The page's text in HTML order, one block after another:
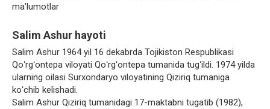
ma’lumotlar
Salim Ashur hayoti
Salim Ashur 1964 yil 16 dekabrda Tojikiston Respublikasi
Qoʻrgʻontepa viloyati Qoʻrgʻontepa tumanida tugʻildi. 1974 yilda
ularning oilasi Surxondaryo viloyatining Qiziriq tumaniga
koʻchib kelishadi.
Salim Ashur Qiziriq tumanidagi 17-maktabni tugatib (1982),